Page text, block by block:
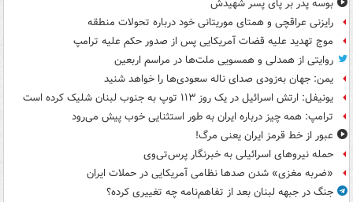
بوسه‌ پدر بر پای پسر شهیدش
رایزنی عراقچی و همتای موریتانی خود درباره تحولات منطقه
موج تهدید علیه قضات آمریکایی پس از صدور حکم علیه ترامپ
روایتی از همدلی و همسویی ملت‌ها در مراسم اربعین
یمن: جهان به‌زودی صدای ناله سعودی‌ها را خواهد شنید
یونیفل: ارتش اسرائیل در یک روز ۱۱۳ توپ به جنوب لبنان شلیک کرده است
ترامپ: همه چیز درباره ایران به طور استثنایی خوب پیش می‌رود
عبور از خط قرمز ایران یعنی مرگ!
حمله نیروهای اسرائیلی به خبرنگار پرس‌تی‌وی
«ضربه مغزی» شدن صدها نظامی آمریکایی در حملات ایران
جنگ در جبهه لبنان بعد از تفاهم‌نامه چه تغییری کرده؟